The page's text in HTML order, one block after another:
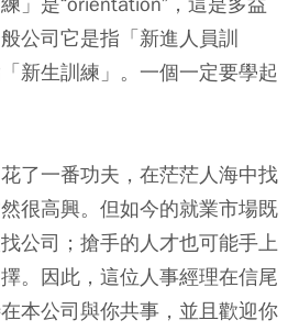
公司它是指「新進人員訓
新生訓練」。一個一定要學起
了一番功夫，在茫茫人海中找
很高興。但如今的就業市場既
公司；搶手的人才也可能手上
。因此，這位人事經理在信尾
本公司與你共事，並且歡迎你